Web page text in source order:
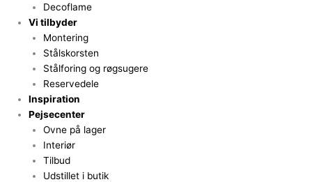
Decoflame
Vi tilbyder
Montering
Stålskorsten
Stålforing og røgsugere
Reservedele
Inspiration
Pejsecenter
Ovne på lager
Interiør
Tilbud
Udstillet i butik